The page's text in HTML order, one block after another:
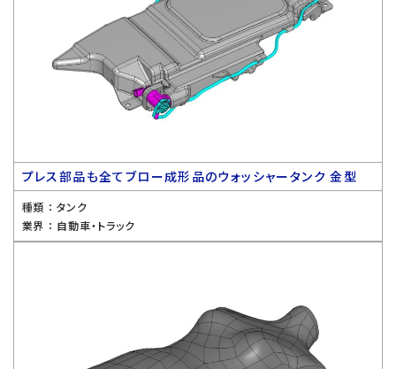
プレス部品も全てブロー成形品のウォッシャータンク 金型
種類 ： タンク
業界 ： 自動車・トラック